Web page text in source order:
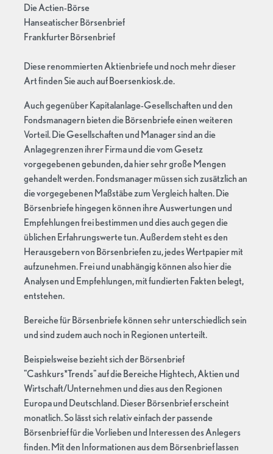
Die Actien-Börse
Hanseatischer Börsenbrief
Frankfurter Börsenbrief
Diese renommierten Aktienbriefe und noch mehr dieser
Art finden Sie auch auf Boersenkiosk.de.
Auch gegenüber Kapitalanlage-Gesellschaften und den
Fondsmanagern bieten die Börsenbriefe einen weiteren
Vorteil. Die Gesellschaften und Manager sind an die
Anlagegrenzen ihrer Firma und die vom Gesetz
vorgegebenen gebunden, da hier sehr große Mengen
gehandelt werden. Fondsmanager müssen sich zusätzlich an
die vorgegebenen Maßstäbe zum Vergleich halten. Die
Börsenbriefe hingegen können ihre Auswertungen und
Empfehlungen frei bestimmen und dies auch gegen die
üblichen Erfahrungswerte tun. Außerdem steht es den
Herausgebern von Börsenbriefen zu, jedes Wertpapier mit
aufzunehmen. Frei und unabhängig können also hier die
Analysen und Empfehlungen, mit fundierten Fakten belegt,
entstehen.
Bereiche für Börsenbriefe können sehr unterschiedlich sein
und sind zudem auch noch in Regionen unterteilt.
Beispielsweise bezieht sich der Börsenbrief
"Cashkurs*Trends" auf die Bereiche Hightech, Aktien und
Wirtschaft/Unternehmen und dies aus den Regionen
Europa und Deutschland. Dieser Börsenbrief erscheint
monatlich. So lässt sich relativ einfach der passende
Börsenbrief für die Vorlieben und Interessen des Anlegers
finden. Mit den Informationen aus dem Börsenbrief lassen